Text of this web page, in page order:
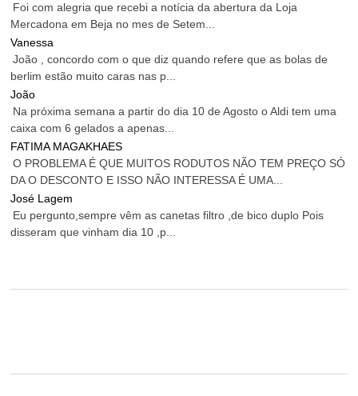
Foi com alegria que recebi a notícia da abertura da Loja
Mercadona em Beja no mes de Setem...
Vanessa
João , concordo com o que diz quando refere que as bolas de
berlim estão muito caras nas p...
João
Na próxima semana a partir do dia 10 de Agosto o Aldi tem uma
caixa com 6 gelados a apenas...
FATIMA MAGAKHAES
O PROBLEMA É QUE MUITOS RODUTOS NÃO TEM PREÇO SÓ
DA O DESCONTO E ISSO NÃO INTERESSA É UMA...
José Lagem
Eu pergunto,sempre vêm as canetas filtro ,de bico duplo Pois
disseram que vinham dia 10 ,p...